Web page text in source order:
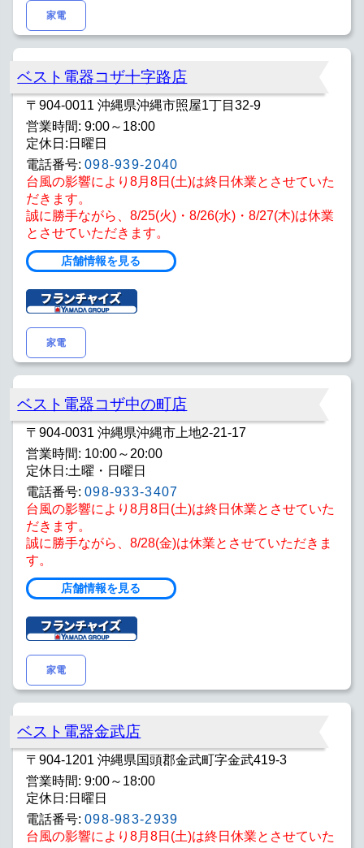
家電
ベスト電器コザ十字路店
〒904-0011 沖縄県沖縄市照屋1丁目32-9
営業時間: 9:00～18:00
定休日:日曜日
電話番号: 098-939-2040
台風の影響により8月8日(土)は終日休業とさせていた
だきます。
誠に勝手ながら、8/25(火)・8/26(水)・8/27(木)は休業
とさせていただきます。
店舗情報を見る
家電
ベスト電器コザ中の町店
〒904-0031 沖縄県沖縄市上地2-21-17
営業時間: 10:00～20:00
定休日:土曜・日曜日
電話番号: 098-933-3407
台風の影響により8月8日(土)は終日休業とさせていた
だきます。
誠に勝手ながら、8/28(金)は休業とさせていただきま
す。
店舗情報を見る
家電
ベスト電器金武店
〒904-1201 沖縄県国頭郡金武町字金武419-3
営業時間: 9:00～18:00
定休日:日曜日
電話番号: 098-983-2939
台風の影響により8月8日(土)は終日休業とさせていた